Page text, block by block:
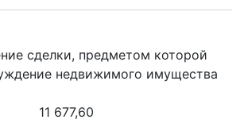
сделки, предметом которой
недвижимого имущества
11 677,60